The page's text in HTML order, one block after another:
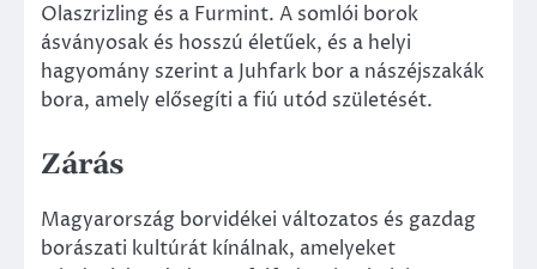
Olaszrizling és a Furmint. A somlói borok
ásványosak és hosszú életűek, és a helyi
hagyomány szerint a Juhfark bor a nászéjszakák
bora, amely elősegíti a fiú utód születését.
Zárás
Magyarország borvidékei változatos és gazdag
borászati kultúrát kínálnak, amelyeket